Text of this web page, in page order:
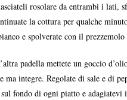
rosolare da entrambi i lati,
la cottura per qualche
e spolverate con il
padella mettete un goccio
ma integre. Regolate di sale e di
sul fondo di ogni piatto e